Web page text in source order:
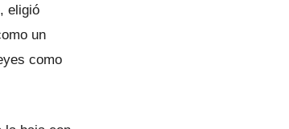
eligió
un
como